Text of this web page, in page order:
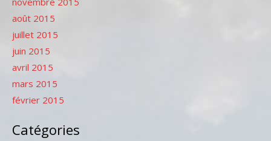
août 2015
juillet 2015
juin 2015
avril 2015
mars 2015
février 2015
Catégories